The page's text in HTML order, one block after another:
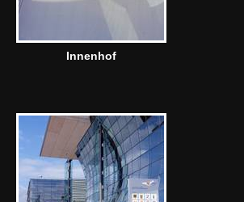
Innenhof